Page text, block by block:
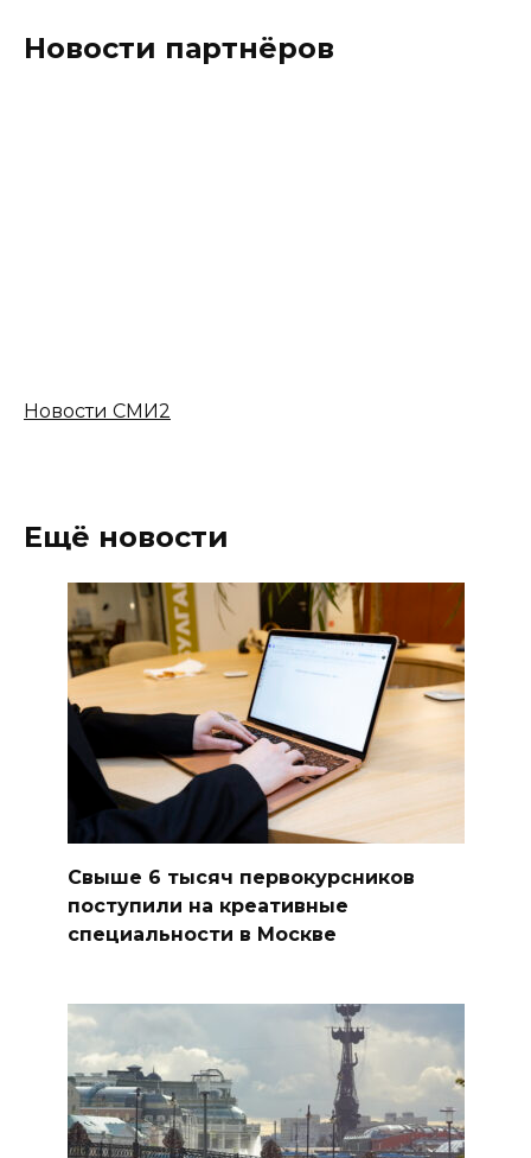
Новости партнёров
Новости СМИ2
Ещё новости
Свыше 6 тысяч первокурсников
поступили на креативные
специальности в Москве